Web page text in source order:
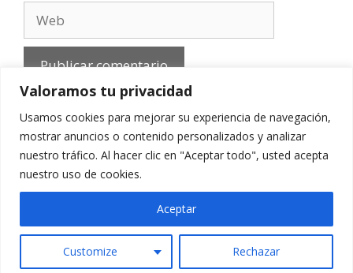
Valoramos tu privacidad
Usamos cookies para mejorar su experiencia de navegación,
mostrar anuncios o contenido personalizados y analizar
nuestro tráfico. Al hacer clic en "Aceptar todo", usted acepta
nuestro uso de cookies.
Customize Rechazar
Aceptar
Aviso Legal-Política de privacidad
Contacto
© 2010 - 2026 mirefranero.com